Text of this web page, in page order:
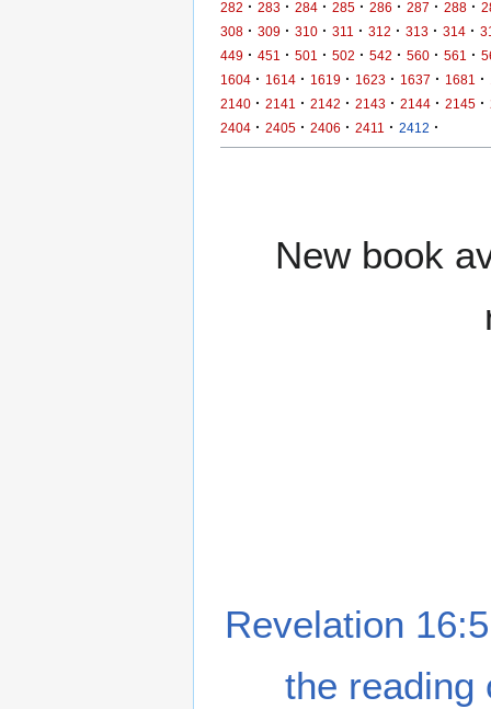
282 · 283 · 284 · 285 · 286 · 287 · 288 ·
308 · 309 · 310 · 311 · 312 · 313 · 314 ·
449 · 451 · 501 · 502 · 542 · 560 · 561 ·
1604 · 1614 · 1619 · 1623 · 1637 · 1681 ·
2140 · 2141 · 2142 · 2143 · 2144 · 2145 ·
2404 · 2405 · 2406 · 2411 · 2412 ·
New book
Revelation
the reading